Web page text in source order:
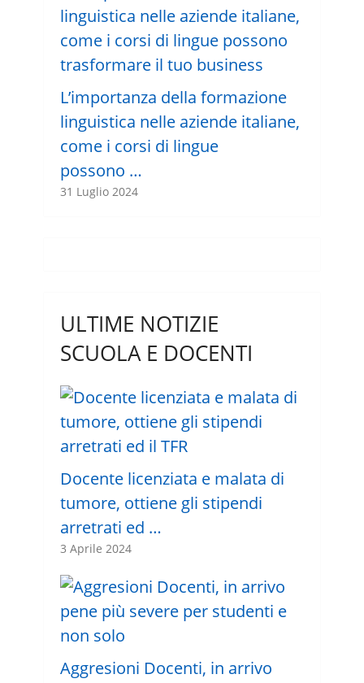
L’importanza della formazione
linguistica nelle aziende italiane,
come i corsi di lingue
possono …
31 Luglio 2024
ULTIME NOTIZIE
SCUOLA E DOCENTI
Docente licenziata e malata di
tumore, ottiene gli stipendi
arretrati ed …
3 Aprile 2024
Aggresioni Docenti, in arrivo